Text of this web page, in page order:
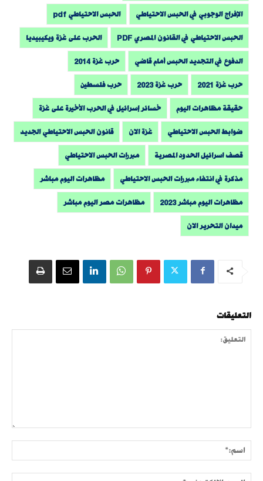
الإفراج الوجوبي في الحبس الاحتياطي الحبس الاحتياطي pdf
الحبس الاحتياطي في القانون المصري PDF الحرب على غزة ويكيبيديا
الدفوع في التجديد الحبس أمام قاضي حرب غزة 2014
حرب غزة 2021 حرب غزة 2023 حرب فلسطين
حقيقة مظاهرات اليوم خسائر إسرائيل في الحرب الأخيرة على غزة
ضوابط الحبس الاحتياطي غزة الان قانون الحبس الاحتياطي الجديد
قصف اسرائيل الحدود المصرية مبررات الحبس الاحتياطي
مذكرة في انتفاء مبررات الحبس الاحتياطي مظاهرات اليوم مباشر
مظاهرات اليوم مباشر 2023 مظاهرات مصر اليوم مباشر
ميدان التحرير الان
التعليقات